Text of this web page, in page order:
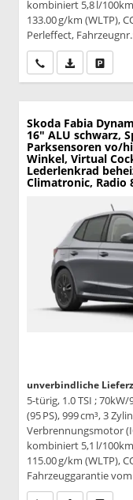
kombiniert 5,8 l/
133.00 g/km (WLTP),
Perleffect,
Wir rufen Sie an
PDF-Datei,
Skoda Fabia
16" ALU schwarz,
Parksensoren vo/
Winkel, Virtual
Lederlenkrad
Climatronic, Radio
unverbindliche
5-türig, 1.0 TSI ;
(95 PS), 999 cm³, 3
Verbrennungsmotor
kombiniert 5,1 l/
115.00 g/km (WLTP),
Fahrzeuggarantie